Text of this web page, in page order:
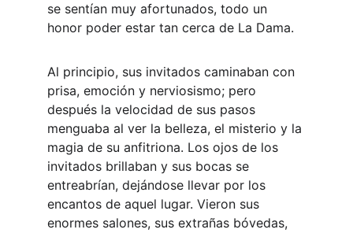
se sentían muy afortunados, todo un
honor poder estar tan cerca de La Dama.
Al principio, sus invitados caminaban con
prisa, emoción y nerviosismo; pero
después la velocidad de sus pasos
menguaba al ver la belleza, el misterio y la
magia de su anfitriona. Los ojos de los
invitados brillaban y sus bocas se
entreabrían, dejándose llevar por los
encantos de aquel lugar. Vieron sus
enormes salones, sus extrañas bóvedas,